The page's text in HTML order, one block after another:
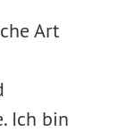
Art
Ich bin